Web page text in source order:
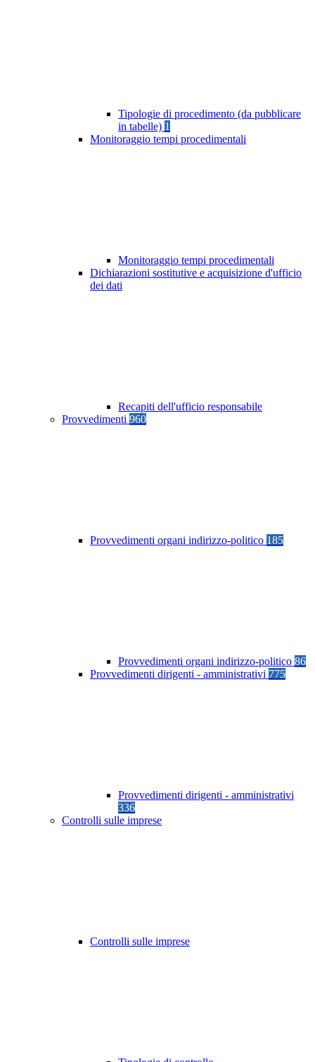
Tipologie di procedimento (da pubblicare
in tabelle) 1
Monitoraggio tempi procedimentali
Monitoraggio tempi procedimentali
Dichiarazioni sostitutive e acquisizione d'ufficio
dei dati
Recapiti dell'ufficio responsabile
Provvedimenti 960
Provvedimenti organi indirizzo-politico 185
Provvedimenti organi indirizzo-politico 86
Provvedimenti dirigenti - amministrativi 775
Provvedimenti dirigenti - amministrativi
336
Controlli sulle imprese
Controlli sulle imprese